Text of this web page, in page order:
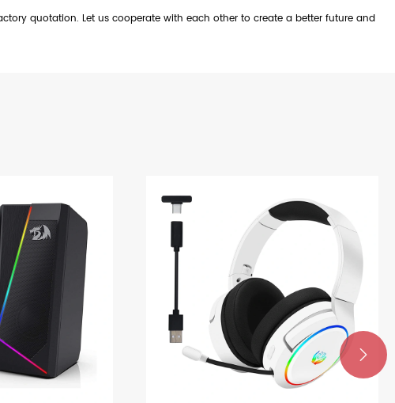
quotation. Let us cooperate with each other to create a better future and
